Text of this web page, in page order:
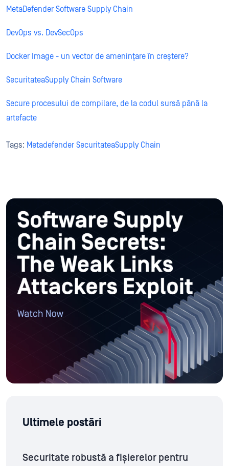
MetaDefender Software Supply Chain
DevOps vs. DevSecOps
Docker Image - un vector de amenințare în creștere?
SecuritateaSupply Chain Software
Secure procesului de compilare, de la codul sursă până la
artefacte
Tags: Metadefender SecuritateaSupply Chain
Ultimele postări
Securitate robustă a fișierelor pentru